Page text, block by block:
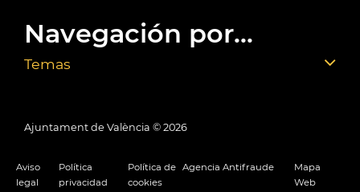
Navegación por...
Temas
Ajuntament de València © 2026
Aviso
legal
Política
privacidad
Política de
cookies
Agencia Antifraude
Mapa
Web